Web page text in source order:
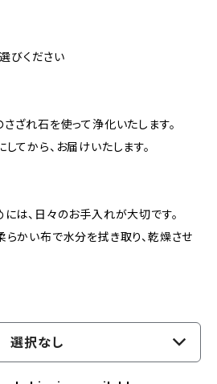
びください
ざれ石を使って浄化いたします。
てから、お届けいたします。
は、日々のお手入れが大切です。
かい布で水分を拭き取り、乾燥させ
選択なし